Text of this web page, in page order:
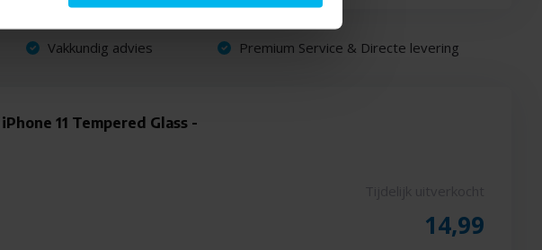
Vakkundig advies Premium Service & Directe levering
11 Tempered Glass -
14,99